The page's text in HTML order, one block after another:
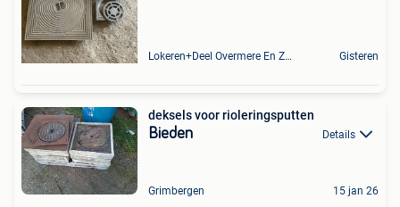
Lokeren+Deel Overmere En Zele Gisteren
deksels voor rioleringsputten
Bieden Details
Grimbergen 15 jan 26